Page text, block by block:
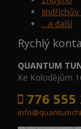
…a další
Rychlý
QUANTUM
Ke Kolodějům
776 555